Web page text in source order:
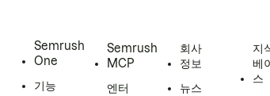
Semrush
One
기능
Semrush
MCP
엔터
회사
정보
뉴스
지
베
스